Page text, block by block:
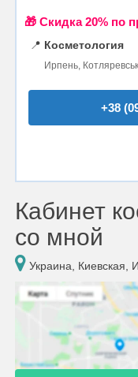
🎁 Cкидка 20% по
📍 Косметология
Ирпень,
+38
Кабинет
со мной
Украина, Киевская,